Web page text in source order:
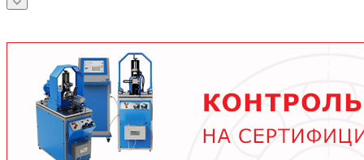
подшипника, скорости вращения, нагрузки и
тяжелых условиях до 2 лет при нормальной
эксплуатации. Используйте только
рекомендованные производителем смазочные
материалы.